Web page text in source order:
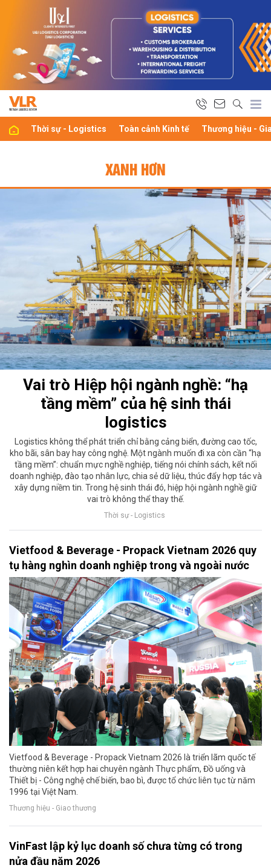
Thời sự - Logistics Toàn cảnh Kinh tế Thương hiệu -
XANH HƠN
Vai trò Hiệp hội ngành nghề: “hạ
tầng mềm” của hệ sinh thái
logistics
Logistics không thể phát triển chỉ bằng cảng biển, đường cao tốc,
kho bãi, sân bay hay công nghệ. Một ngành muốn đi xa còn cần “hạ
tầng mềm”: chuẩn mực nghề nghiệp, tiếng nói chính sách, kết nối
doanh nghiệp, đào tạo nhân lực, chia sẻ dữ liệu, thúc đẩy hợp tác và
xây dựng niềm tin. Trong hệ sinh thái đó, hiệp hội ngành nghề giữ
vai trò không thể thay thế.
Thời sự - Logistics
Vietfood & Beverage - Propack Vietnam 2026 quy
tụ hàng nghìn doanh nghiệp trong và ngoài nước
Vietfood & Beverage - Propack Vietnam 2026 là triển lãm quốc tế
thường niên kết hợp hai chuyên ngành Thực phẩm, Đồ uống và
Thiết bị - Công nghệ chế biến, bao bì, được tổ chức liên tục từ năm
1996 tại Việt Nam.
Thương hiệu - Giao thương
VinFast lập kỷ lục doanh số chưa từng có trong
nửa đầu năm 2026